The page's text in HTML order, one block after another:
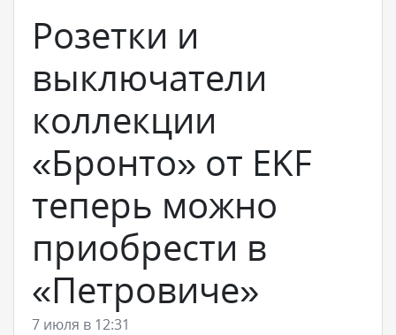
Розетки и
выключатели
коллекции
«Бронто» от EKF
теперь можно
приобрести в
«Петровиче»
7 июля в 12:31